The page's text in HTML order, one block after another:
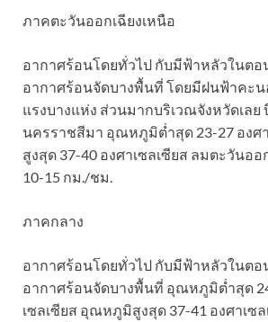
ภาคตะวันออกเฉียงเหนือ
อากาศร้อนโดยทั่วไป กับมีฟ้าหลัวในตอ
อากาศร้อนจัดบางพื้นที่ โดยมีฝนฟ้าคะ
แรงบางแห่ง ส่วนมากบริเวณจังหวัดเลย
นครราชสีมา อุณหภูมิต่ำสุด 23-27 องศ
สูงสุด 37-40 องศาเซลเซียส ลมตะวันออ
10-15 กม./ชม.
ภาคกลาง
อากาศร้อนโดยทั่วไป กับมีฟ้าหลัวในตอ
อากาศร้อนจัดบางพื้นที่ อุณหภูมิต่ำสุด
เซลเซียส อุณหภูมิสูงสุด 37-41 องศาเซ